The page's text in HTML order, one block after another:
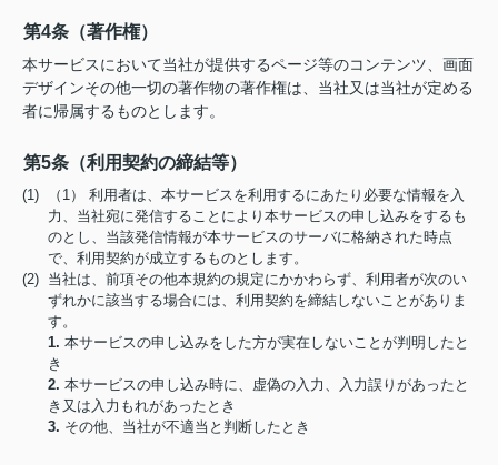
第4条（著作権）
本サービスにおいて当社が提供するページ等のコンテンツ、画面
デザインその他一切の著作物の著作権は、当社又は当社が定める
者に帰属するものとします。
第5条（利用契約の締結等）
(1) （1） 利用者は、本サービスを利用するにあたり必要な情報を入
力、当社宛に発信することにより本サービスの申し込みをするも
のとし、当該発信情報が本サービスのサーバに格納された時点
で、利用契約が成立するものとします。
(2) 当社は、前項その他本規約の規定にかかわらず、利用者が次のい
ずれかに該当する場合には、利用契約を締結しないことがありま
す。
1. 本サービスの申し込みをした方が実在しないことが判明したと
き
2. 本サービスの申し込み時に、虚偽の入力、入力誤りがあったと
き又は入力もれがあったとき
3. その他、当社が不適当と判断したとき